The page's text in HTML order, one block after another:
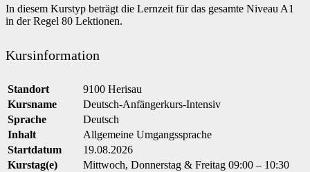
In diesem Kurstyp beträgt die Lernzeit für das gesamte Niveau A1
in der Regel 80 Lektionen.
Kursinformation
Standort
9100 Herisau
Kursname
Deutsch-Anfängerkurs-Intensiv
Sprache
Deutsch
Inhalt
Allgemeine Umgangssprache
Startdatum
19.08.2026
Kurstag(e)
Mittwoch, Donnerstag & Freitag 09:00 – 10:30